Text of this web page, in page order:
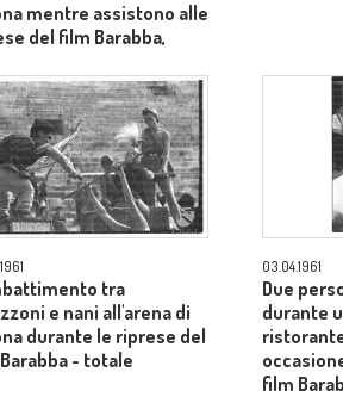
mentre assistono alle
del film Barabba,
- totale
tra
e nani all'arena di
durante le riprese del
- totale
03.04.1961
Due
durante
film